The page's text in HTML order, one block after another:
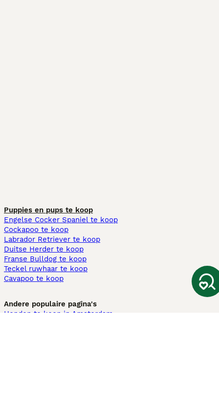
Puppies en pups te koop
Engelse Cocker Spaniel te koop
Cockapoo te koop
Labrador Retriever te koop
Duitse Herder te koop
Franse Bulldog te koop
Teckel ruwhaar te koop
Cavapoo te koop
Andere populaire pagina's
Honden te koop in Amsterdam